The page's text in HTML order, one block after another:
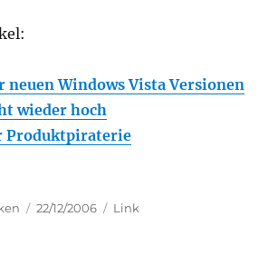
neuen Windows Vista Versionen
wieder hoch
Produktpiraterie
Posted
22/12/2006 Categories
Link